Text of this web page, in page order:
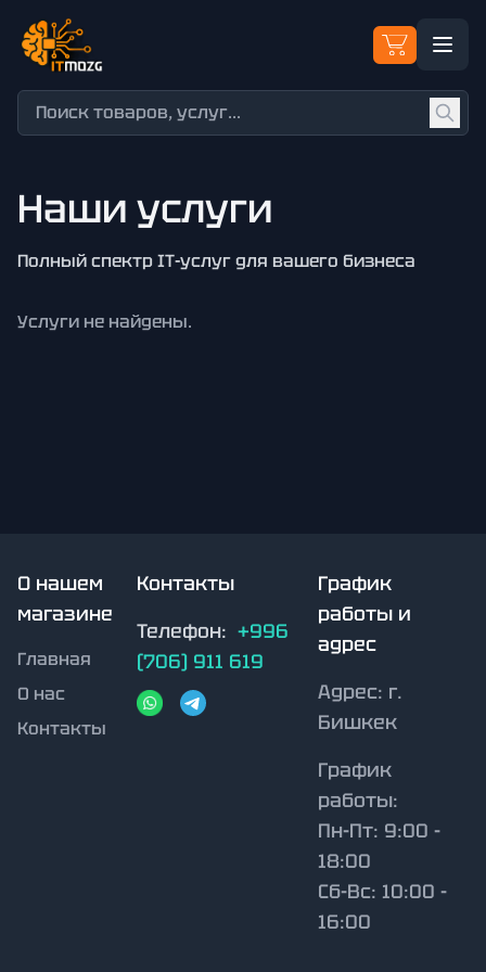
Наши услуги
Полный спектр IT-услуг для вашего бизнеса
Услуги не найдены.
О нашем
магазине
Главная
О нас
Контакты
Контакты
Телефон: +996
(706) 911 619
График
работы и
адрес
Адрес: г.
Бишкек
График
работы:
Пн-Пт: 9:00 -
18:00
Сб-Вс: 10:00 -
16:00